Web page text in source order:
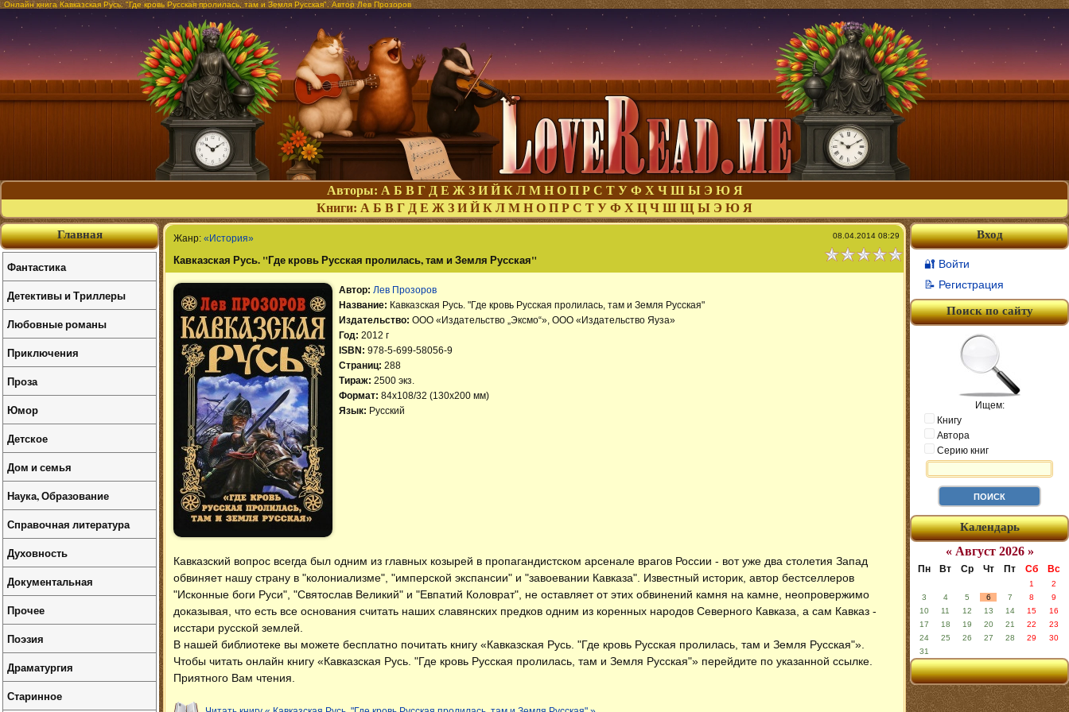
Онлайн книга Кавказская Русь. "Где кровь Русская пролилась, там и Земля Русская". Автор Лев Прозоров
Авторы: А Б В Г Д Е Ж З И Й К Л М Н О П Р С Т У Ф Х Ч Ш Ы Э Ю Я
Книги: А Б В Г Д Е Ж З И Й К Л М Н О П Р С Т У Ф Х Ц Ч Ш Щ Ы Э Ю Я
Жанр: «История»
Кавказская Русь. "Где кровь Русская пролилась, там и Земля Русская"
08.04.2014 08:29
Автор: Лев Прозоров
Название: Кавказская Русь. "Где кровь Русская пролилась, там и Земля Русская"
Издательство: ООО «Издательство „Эксмо“», ООО «Издательство Яуза»
Год: 2012 г
ISBN: 978-5-699-58056-9
Страниц: 288
Тираж: 2500 экз.
Формат: 84x108/32 (130х200 мм)
Язык: Русский
Кавказский вопрос всегда был одним из главных козырей в пропагандистском арсенале врагов России - вот уже два столетия Запад
обвиняет нашу страну в "колониализме", "имперской экспансии" и "завоевании Кавказа". Известный историк, автор бестселлеров
"Исконные боги Руси", "Святослав Великий" и "Евпатий Коловрат", не оставляет от этих обвинений камня на камне, неопровержимо
доказывая, что есть все основания считать наших славянских предков одним из коренных народов Северного Кавказа, а сам Кавказ -
исстари русской землей.
В нашей библиотеке вы можете бесплатно почитать книгу «Кавказская Русь. "Где кровь Русская пролилась, там и Земля Русская"»
Чтобы читать онлайн книгу «Кавказская Русь. "Где кровь Русская пролилась, там и Земля Русская"» перейдите по указанной ссылке.
Приятного Вам чтения.
Вход
🔐 Войти
📝 Регистрация
Поиск по сайту
Ищем:
Книгу
Автора
Серию книг
Календарь
« Август 2026 »
Пн Вт Ср Чт Пт Сб Вс
1
2
3
4 5 6 7 8
9
10
11 12 13 14 15
16
17
18 19 20 21 22
23
24
25 26 27 28 29
30
31
Главная
Фантастика
Детективы и Триллеры
Любовные романы
Приключения
Проза
Юмор
Детское
Дом и семья
Наука, Образование
Справочная литература
Духовность
Документальная
Прочее
Поэзия
Драматургия
Старинное